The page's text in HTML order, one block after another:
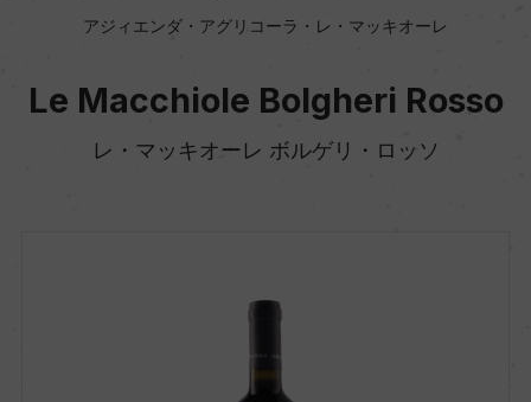
アジィエンダ・アグリコーラ・レ・マッキオーレ
Le Macchiole Bolgheri Rosso
レ・マッキオーレ ボルゲリ・ロッソ